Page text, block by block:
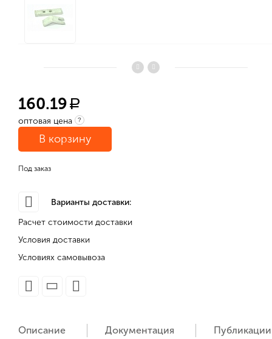
160.19 a
оптовая цена ?
В корзину
Под заказ
Варианты доставки:
Расчет стоимости доставки
Условия доставки
Условиях самовывоза
Описание Документация Публикации